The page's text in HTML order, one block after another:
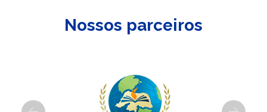
Nossos parceiros